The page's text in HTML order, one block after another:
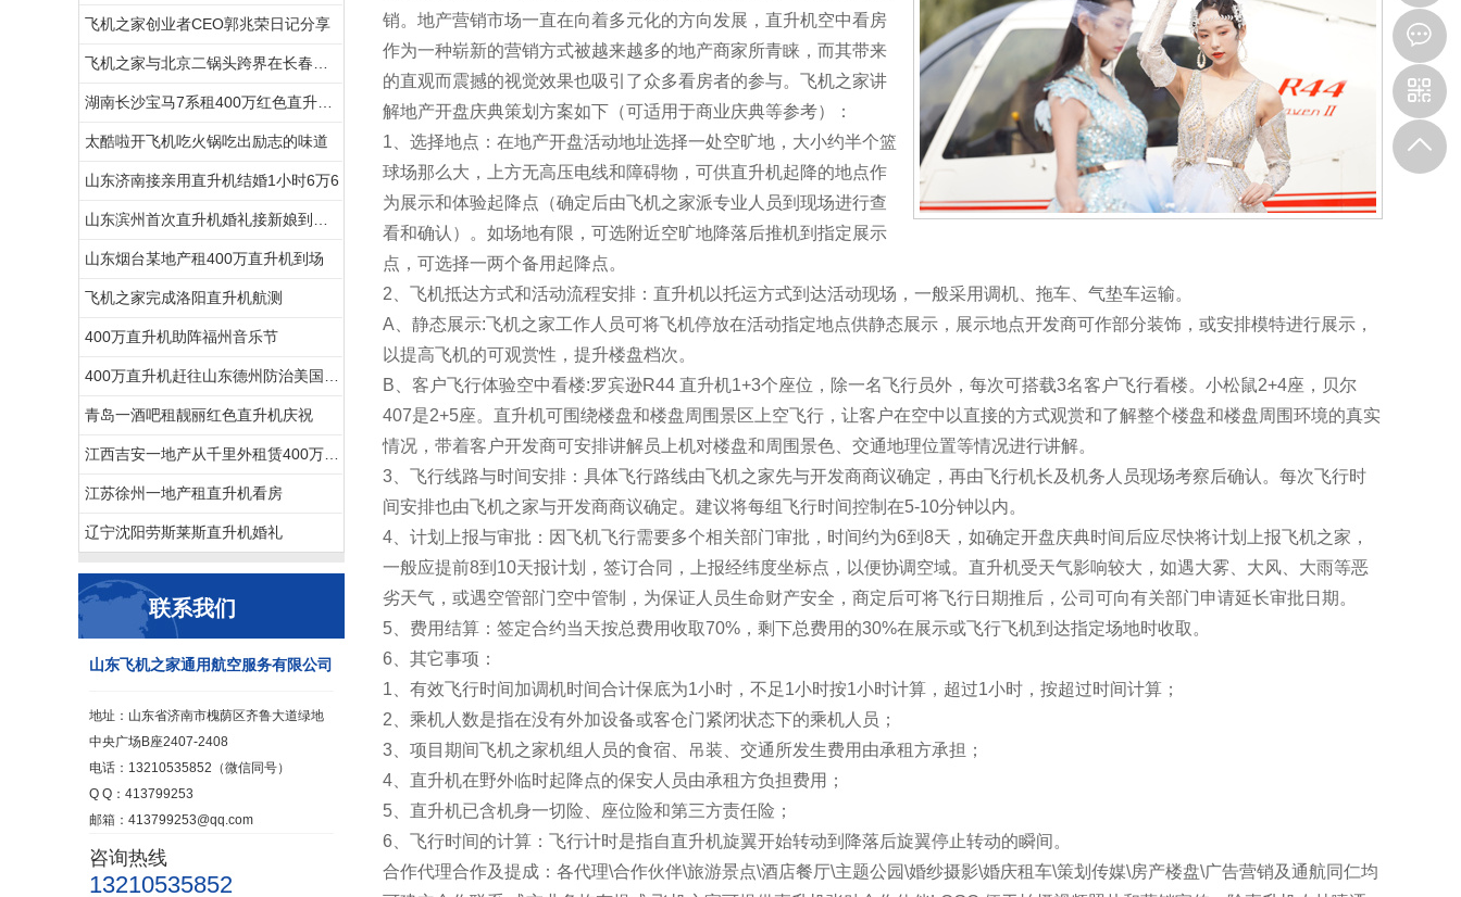
飞机之家创业者CEO郭兆荣日记分享
太酷啦开飞机吃火锅吃出励志的味道
山东济南接亲用直升机结婚1小时6万6
山东烟台某地产租400万直升机到场
飞机之家完成洛阳直升机航测
400万直升机助阵福州音乐节
青岛一酒吧租靓丽红色直升机庆祝
江苏徐州一地产租直升机看房
辽宁沈阳劳斯莱斯直升机婚礼
联系我们
山东飞机之家通用航空服务有限公司
地址：山东省济南市槐荫区齐鲁大道绿地
中央广场B座2407-2408
电话：13210535852（微信同号）
Q Q：413799253
邮箱：413799253@qq.com
咨询热线
13210535852
销。地产营销市场一直在向着多元化的方向发展，直升机空中看房
作为一种崭新的营销方式被越来越多的地产商家所青睐，而其带来
的直观而震撼的视觉效果也吸引了众多看房者的参与。飞机之家讲
解地产开盘庆典策划方案如下（可适用于商业庆典等参考）：
1、选择地点：在地产开盘活动地址选择一处空旷地，大小约半个篮
球场那么大，上方无高压电线和障碍物，可供直升机起降的地点作
为展示和体验起降点（确定后由飞机之家派专业人员到现场进行查
看和确认）。如场地有限，可选附近空旷地降落后推机到指定展示
点，可选择一两个备用起降点。
2、飞机抵达方式和活动流程安排：直升机以托运方式到达活动现场，一般采用调机、拖车、气垫车运输。
A、静态展示:飞机之家工作人员可将飞机停放在活动指定地点供静态展示，展示地点开发商可作部分装饰，或安排模特进行展示，
以提高飞机的可观赏性，提升楼盘档次。
B、客户飞行体验空中看楼:罗宾逊R44 直升机1+3个座位，除一名飞行员外，每次可搭载3名客户飞行看楼。小松鼠2+4座，贝尔
407是2+5座。直升机可围绕楼盘和楼盘周围景区上空飞行，让客户在空中以直接的方式观赏和了解整个楼盘和楼盘周围环境的真实
情况，带着客户开发商可安排讲解员上机对楼盘和周围景色、交通地理位置等情况进行讲解。
3、飞行线路与时间安排：具体飞行路线由飞机之家先与开发商商议确定，再由飞行机长及机务人员现场考察后确认。每次飞行时
间安排也由飞机之家与开发商商议确定。建议将每组飞行时间控制在5-10分钟以内。
4、计划上报与审批：因飞机飞行需要多个相关部门审批，时间约为6到8天，如确定开盘庆典时间后应尽快将计划上报飞机之家，
一般应提前8到10天报计划，签订合同，上报经纬度坐标点，以便协调空域。直升机受天气影响较大，如遇大雾、大风、大雨等恶
劣天气，或遇空管部门空中管制，为保证人员生命财产安全，商定后可将飞行日期推后，公司可向有关部门申请延长审批日期。
5、费用结算：签定合约当天按总费用收取70%，剩下总费用的30%在展示或飞行飞机到达指定场地时收取。
6、其它事项：
1、有效飞行时间加调机时间合计保底为1小时，不足1小时按1小时计算，超过1小时，按超过时间计算；
2、乘机人数是指在没有外加设备或客仓门紧闭状态下的乘机人员；
3、项目期间飞机之家机组人员的食宿、吊装、交通所发生费用由承租方承担；
4、直升机在野外临时起降点的保安人员由承租方负担费用；
5、直升机已含机身一切险、座位险和第三方责任险；
6、飞行时间的计算：飞行计时是指自直升机旋翼开始转动到降落后旋翼停止转动的瞬间。
合作代理合作及提成：各代理\合作伙伴\旅游景点\酒店餐厅\主题公园\婚纱摄影\婚庆租车\策划传媒\房产楼盘\广告营销及通航同仁均